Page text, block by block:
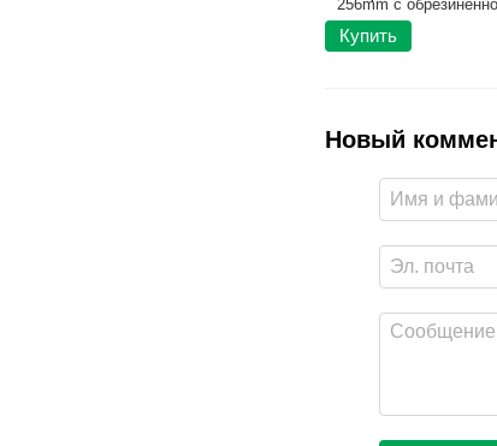
Купить
Новый